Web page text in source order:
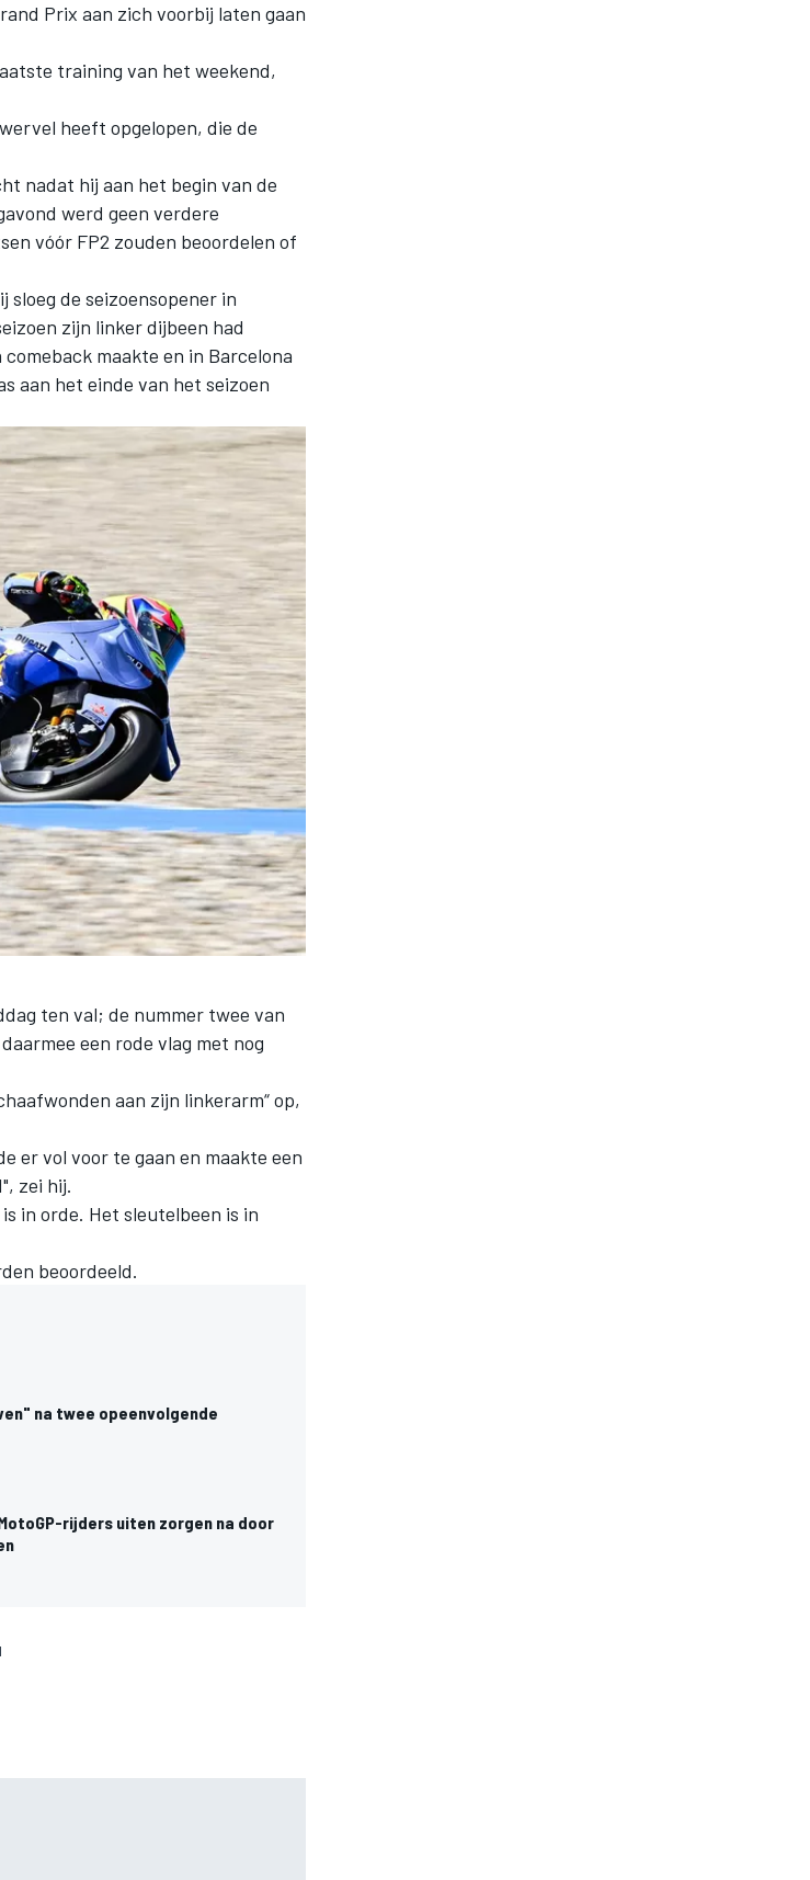
Prix aan zich voorbij laten gaan
training van het weekend,
heeft opgelopen, die de
nadat hij aan het begin van de
werd geen verdere
vóór FP2 zouden beoordelen of
sloeg de seizoensopener in
zijn linker dijbeen had
maakte en in Barcelona
aan het einde van het seizoen
ten val; de nummer twee van
een rode vlag met nog
aan zijn linkerarm“ op,
er vol voor te gaan en maakte een
zei hij.
in orde. Het sleutelbeen is in
beoordeeld.
na twee opeenvolgende
rijders uiten zorgen na door